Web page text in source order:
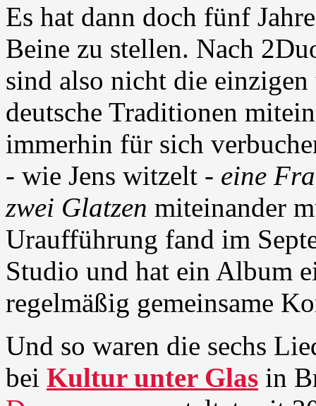
Es hat dann doch fünf
Beine zu stellen. Nach
sind also nicht die
deutsche Traditionen
immerhin für sich
- wie Jens witzelt - eine
zwei Glatzen miteinander
Uraufführung fand im
Studio und hat ein Album
regelmäßig gemeinsame
Und so waren die sechs
bei Kultur unter Glas in